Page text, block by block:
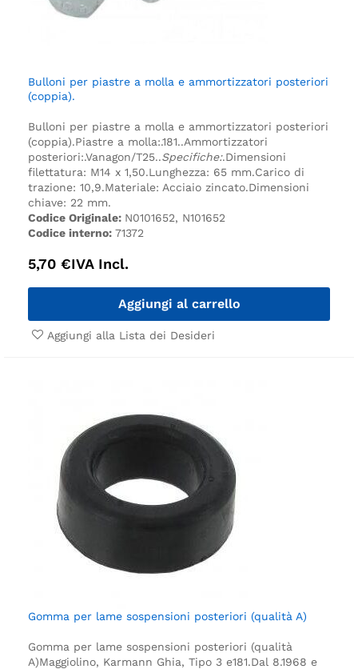
Bulloni per piastre a molla e ammortizzatori posteriori
(coppia).
Bulloni per piastre a molla e ammortizzatori posteriori
(coppia).Piastre a molla:.181..Ammortizzatori
posteriori:.Vanagon/T25..Specifiche:.Dimensioni
filettatura: M14 x 1,50.Lunghezza: 65 mm.Carico di
trazione: 10,9.Materiale: Acciaio zincato.Dimensioni
chiave: 22 mm.
Codice Originale: N0101652, N101652
Codice interno: 71372
5,70 €IVA Incl.
Aggiungi al carrello
Aggiungi alla Lista dei Desideri
Gomma per lame sospensioni posteriori (qualità A)
Gomma per lame sospensioni posteriori (qualità
A)Maggiolino, Karmann Ghia, Tipo 3 e181.Dal 8.1968 e